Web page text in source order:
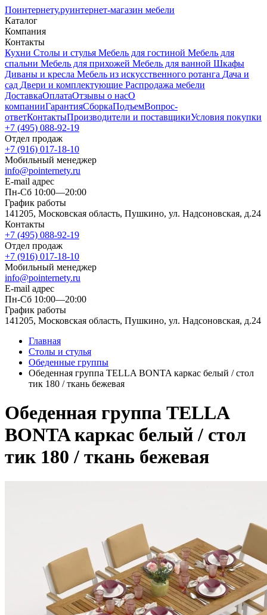
Поинтернету.руинтернет-магазин мебели
Каталог
Компания
Контакты
Кухни Столы и стулья Мебель для гостиной Мебель для
спальни Мебель для прихожей Мебель для ванной Шкафы
Диваны и кресла Мебель из искусственного ротанга Дача и
сад Двери и комплектующие Распродажа мебели
ДоставкаОплатаОтзывы о насО
компанииГарантияСборкаПодъемВопрос-
ответКонтактыПроизводители и поставщикиУсловия покупки
+7 (495) 088-92-19
Отдел продаж
+7 (916) 017-18-10
Мобильный менеджер
info@pointernety.ru
E-mail адрес
Пн-Сб 10:00—20:00
График работы
141205, Московская область, Пушкино, ул. Надсоновская, д.24
Контакты
+7 (495) 088-92-19
Отдел продаж
+7 (916) 017-18-10
Мобильный менеджер
info@pointernety.ru
E-mail адрес
Пн-Сб 10:00—20:00
График работы
141205, Московская область, Пушкино, ул. Надсоновская, д.24
Главная
Столы и стулья
Обеденные группы
Обеденная группа TELLA BONTA каркас белый / стол
тик 180 / ткань бежевая
Обеденная группа TELLA
BONTA каркас белый / стол
тик 180 / ткань бежевая